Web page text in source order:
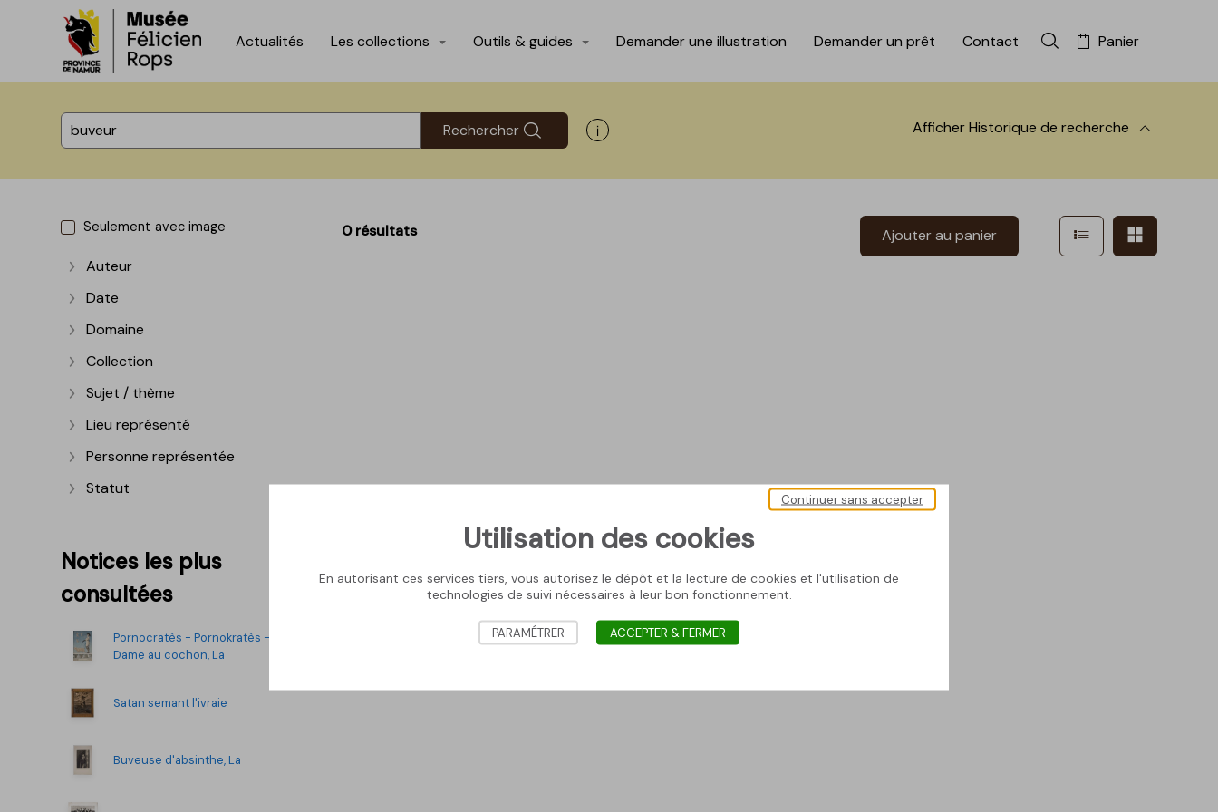
Accèder directement au contenu
Accèder directement au contenu
Actualités Les collections Outils & guides Demander une illustration Demander un prêt Contact Rechercher dans la
Panier
Rechercher Afficher les informations d'aide à la recherche AfficherHistorique de recherche
Seulement avec image
Afficher plus
Auteur
Afficher plus
Date
Afficher plus
Domaine
Afficher plus
Collection
Afficher plus
Sujet / thème
Afficher plus
Lieu représenté
Afficher plus
Personne représentée
Afficher plus
Statut
Notices les plus
consultées
Pornocratès - Pornokratès -
Dame au cochon, La
Satan semant l'ivraie
Buveuse d'absinthe, La
0 résultats Ajouter au panier Afficher en mode
Utilisation des cookies
En autorisant ces services tiers, vous autorisez le dépôt et la lecture de cookies et l'utilisation de
technologies de suivi nécessaires à leur bon fonctionnement.
Continuer sans accepter
PARAMÉTRER ACCEPTER & FERMER